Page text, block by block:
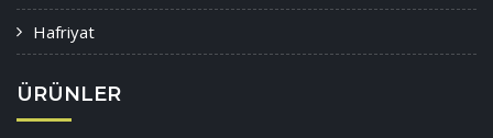
Hafriyat
ÜRÜNLER